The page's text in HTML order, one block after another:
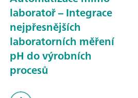
laboratoř – Integrace
nejpřesnějších
laboratorních měření
pH do výrobních
procesů